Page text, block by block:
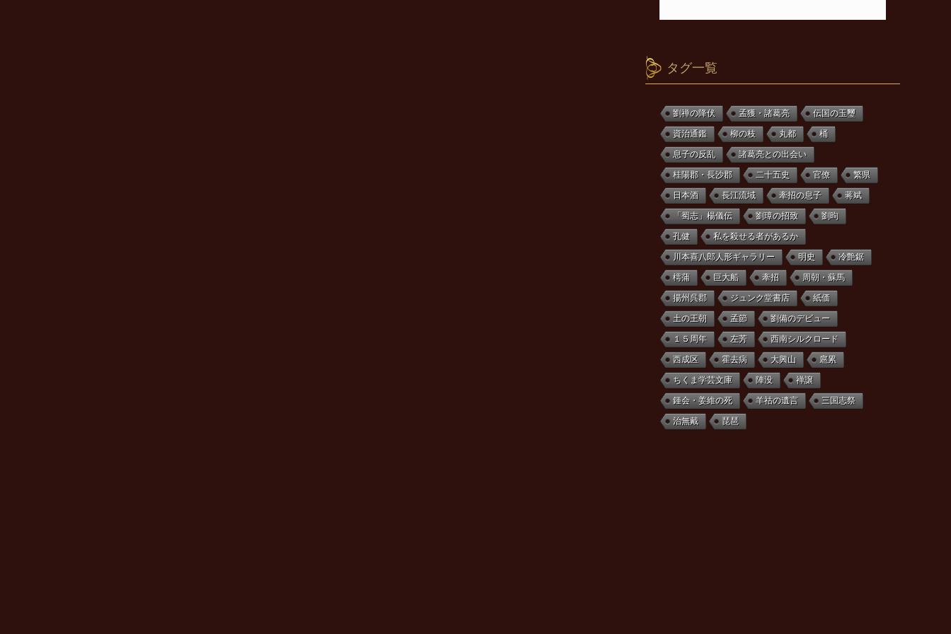
タグ一覧
劉禅の降伏 孟獲・諸葛亮 伝国の玉璽
資治通鑑 柳の枝 丸都 桶
息子の反乱 諸葛亮との出会い
桂陽郡・長沙郡 二十五史 官僚 繁県
日本酒 長江流域 牽招の息子 蒋斌
「蜀志」楊儀伝 劉璋の招致 劉昫
孔健 私を殺せる者があるか
川本喜八郎人形ギャラリー 明史 冷艶鋸
樗蒲 巨大船 牽招 周朝・蘇馬
揚州呉郡 ジュンク堂書店 紙価
土の王朝 孟節 劉備のデビュー
１５周年 左芳 西南シルクロード
西成区 霍去病 大興山 扈累
ちくま学芸文庫 陣没 禅譲
鍾会・姜維の死 羊祜の遺言 三国志祭
治無戴 琵琶